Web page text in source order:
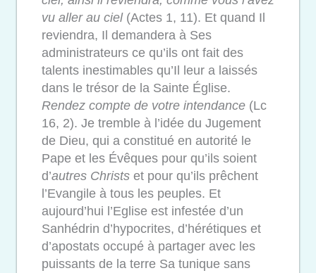
vu aller au ciel (Actes 1, 11). Et quand Il
reviendra, Il demandera à Ses
administrateurs ce qu’ils ont fait des
talents inestimables qu’Il leur a laissés
dans le trésor de la Sainte Église.
Rendez compte de votre intendance (Lc
16, 2). Je tremble à l’idée du Jugement
de Dieu, qui a constitué en autorité le
Pape et les Évêques pour qu’ils soient
d’autres Christs et pour qu’ils prêchent
l’Evangile à tous les peuples. Et
aujourd’hui l’Eglise est infestée d’un
Sanhédrin d’hypocrites, d’hérétiques et
d’apostats occupé à partager avec les
puissants de la terre Sa tunique sans